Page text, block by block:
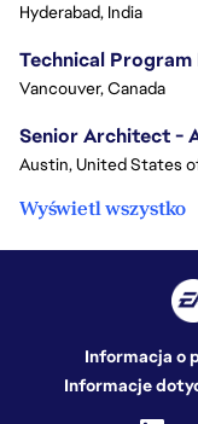
Hyderabad, India
Vancouver, Canada
Senior Architect -
Austin, United States
Wyświetl wszystko
Informacja o
Informacje